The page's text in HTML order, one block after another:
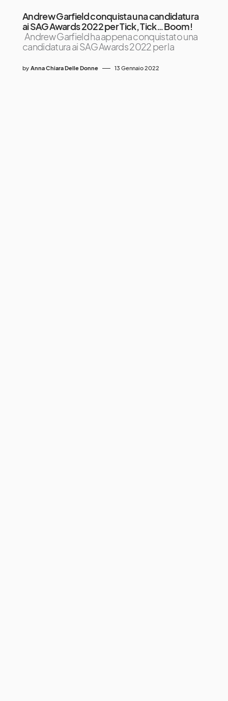
Andrew Garfield conquista una candidatura
ai SAG Awards 2022 per Tick, Tick… Boom!
Andrew Garfield ha appena conquistato una
candidatura ai SAG Awards 2022 per la
by Anna Chiara Delle Donne 13 Gennaio 2022